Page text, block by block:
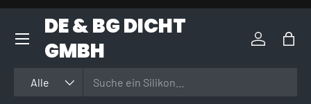
DIREKT ZUM INHALT
DE & BG DICHT
GMBH
Alle
Einloggen